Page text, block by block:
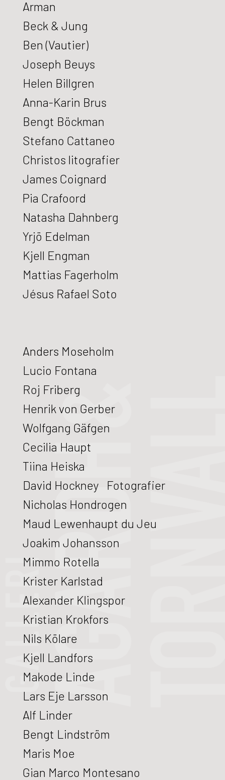
Arman
Beck & Jung
Ben (Vautier)
Joseph Beuys
Helen Billgren
Anna-Karin Brus
Bengt Böckman
Stefano Cattaneo
Christos litografier
James Coignard
Pia Crafoord
Natasha Dahnberg
Yrjö Edelman
Kjell Engman
Mattias Fagerholm
Jésus Rafael Soto
Anders Moseholm
Lucio Fontana
Roj Friberg
Henrik von Gerber
Wolfgang Gäfgen
Cecilia Haupt
Tiina Heiska
David Hockney Fotografier
Nicholas Hondrogen
Maud Lewenhaupt du Jeu
Joakim Johansson
Mimmo Rotella
Krister Karlstad
Alexander Klingspor
Kristian Krokfors
Nils Kölare
Kjell Landfors
Makode Linde
Lars Eje Larsson
Alf Linder
Bengt Lindström
Maris Moe
Gian Marco Montesano